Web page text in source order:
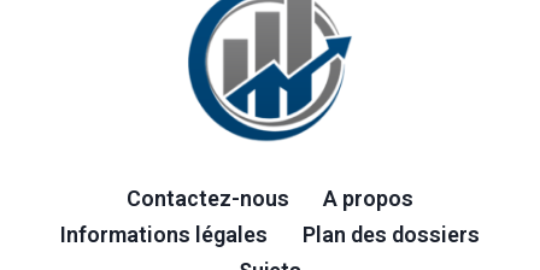
Contactez-nous
A propos
Informations légales
Plan des dossiers